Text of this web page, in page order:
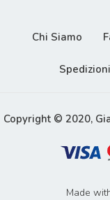
Chi Siamo
Spedizioni
Copyright © 2020,
Made